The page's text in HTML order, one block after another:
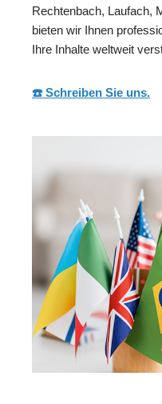
Rechtenbach, Laufach,
bieten wir Ihnen
Ihre Inhalte weltweit
☎️ Schreiben Sie uns.